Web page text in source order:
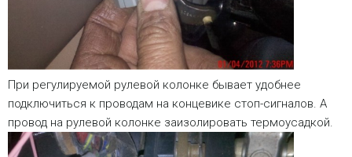
При регулируемой рулевой колонке бывает удобнее
подключиться к проводам на концевике стоп-сигналов. А
провод на рулевой колонке заизолировать термоусадкой.